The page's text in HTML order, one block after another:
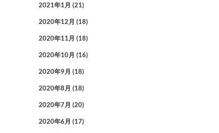
2021年1月 (21)
2020年12月 (18)
2020年11月 (18)
2020年10月 (16)
2020年9月 (18)
2020年8月 (18)
2020年7月 (20)
2020年6月 (17)